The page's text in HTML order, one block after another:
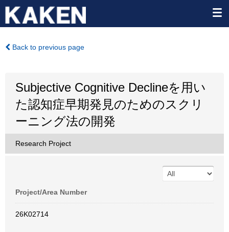
Back to previous page
Subjective Cognitive Declineを用い
た認知症早期発見のためのスクリ
ーニング法の開発
Research Project
Project/Area Number
26K02714